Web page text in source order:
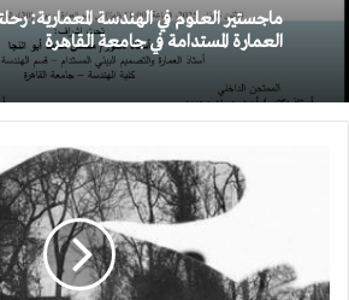
ماجستير العلوم في الهندسة المعمارية:
العمارة المستدامة في جامعة القاهرة